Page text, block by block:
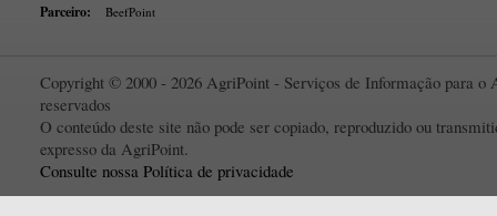
Parceiro: BeefPoint
Copyright © 2000 - 2026 AgriPoint - Serviços de Informação para o
reservados
O conteúdo deste site não pode ser copiado, reproduzido ou
expresso da AgriPoint.
Consulte nossa Política de privacidade